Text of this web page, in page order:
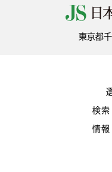
東京都
検索
情報